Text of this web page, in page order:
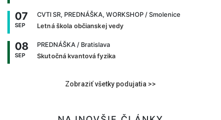
07
SEP
CVTI SR, PREDNÁŠKA, WORKSHOP / Smolenice
Letná škola občianskej vedy
08
SEP
PREDNÁŠKA / Bratislava
Skutočná kvantová fyzika
Zobraziť všetky podujatia >>